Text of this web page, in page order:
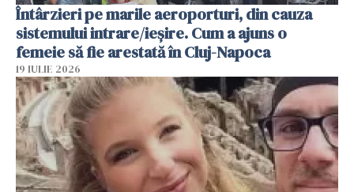
Întârzieri pe marile aeroporturi, din cauza
sistemului intrare/ieșire. Cum a ajuns o
femeie să fie arestată în Cluj-Napoca
19 IULIE 2026